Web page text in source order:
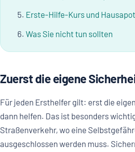
Erste-Hilfe-Kurs und
Was Sie nicht tun sollten
Zuerst die eigene
Für jeden Ersthelfer gilt: erst die
dann helfen. Das ist besonders
Straßenverkehr, wo eine
ausgeschlossen werden muss.